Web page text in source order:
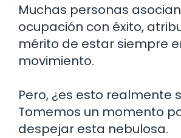
Muchas personas
ocupación con éxito,
mérito de estar siempre
movimiento.
Pero, ¿es esto realmente
Tomemos un momento
despejar esta nebulosa.